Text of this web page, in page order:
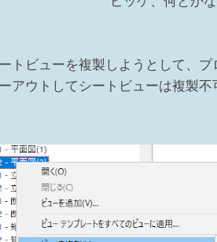
トビューを複製しようとして、
アウトしてシートビューは複製不